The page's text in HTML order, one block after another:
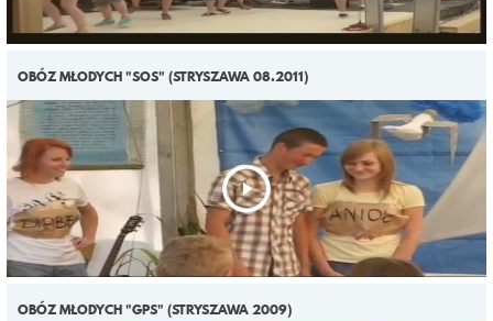
OBÓZ MŁODYCH "SOS" (STRYSZAWA 08.2011)
OBÓZ MŁODYCH "GPS" (STRYSZAWA 2009)